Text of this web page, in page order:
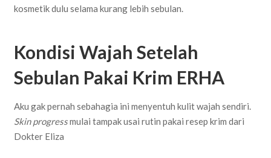
kosmetik dulu selama kurang lebih sebulan.
Kondisi Wajah Setelah
Sebulan Pakai Krim ERHA
Aku gak pernah sebahagia ini menyentuh kulit wajah sendiri.
Skin progressmulai tampak usai rutin pakai resep krim dari
Dokter Eliza